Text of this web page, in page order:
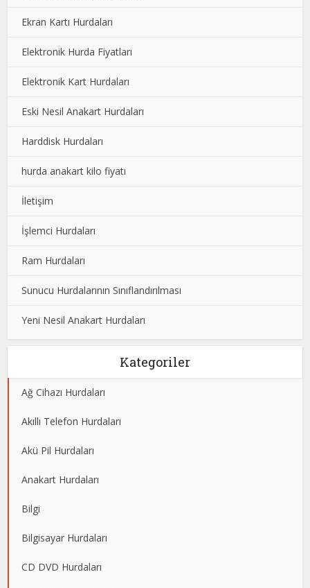
Ekran Kartı Hurdaları
Elektronik Hurda Fiyatları
Elektronik Kart Hurdaları
Eski Nesil Anakart Hurdaları
Harddisk Hurdaları
hurda anakart kilo fiyatı
İletişim
İşlemci Hurdaları
Ram Hurdaları
Sunucu Hurdalarının Sınıflandırılması
Yeni Nesil Anakart Hurdaları
Kategoriler
Ağ Cihazı Hurdaları
Akıllı Telefon Hurdaları
Akü Pil Hurdaları
Anakart Hurdaları
Bilgi
Bilgisayar Hurdaları
CD DVD Hurdaları